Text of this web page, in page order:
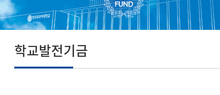
학교발전기금